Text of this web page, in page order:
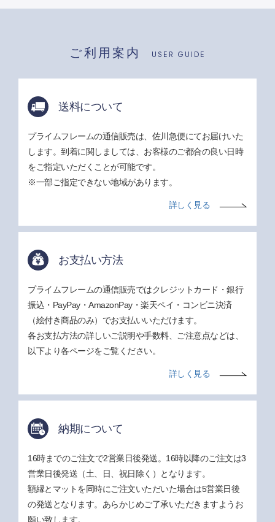
ご利用案内 USER GUIDE
送料について
プライムフレームの通信販売は、佐川急便にてお届けいた
します。到着に関しましては、お客様のご都合の良い日時
をご指定いただくことが可能です。
※一部ご指定できない地域があります。
詳しく見る
お支払い方法
プライムフレームの通信販売ではクレジットカード・銀行
振込・PayPay・AmazonPay・楽天ペイ・コンビニ決済
（絵付き商品のみ）でお支払いいただけます。
各お支払方法の詳しいご説明や手数料、ご注意点などは、
以下より各ページをご覧ください。
詳しく見る
納期について
16時までのご注文で2営業日後発送。16時以降のご注文は3
営業日後発送（土、日、祝日除く）となります。
額縁とマットを同時にご注文いただいた場合は5営業日後
の発送となります。あらかじめご了承いただきますようお
願い致します。